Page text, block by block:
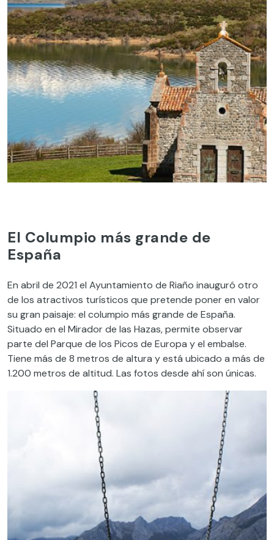
El Columpio más grande de
España
En abril de 2021 el Ayuntamiento de Riaño inauguró otro
de los atractivos turísticos que pretende poner en valor
su gran paisaje: el columpio más grande de España.
Situado en el Mirador de las Hazas, permite observar
parte del Parque de los Picos de Europa y el embalse.
Tiene más de 8 metros de altura y está ubicado a más de
1.200 metros de altitud. Las fotos desde ahí son únicas.